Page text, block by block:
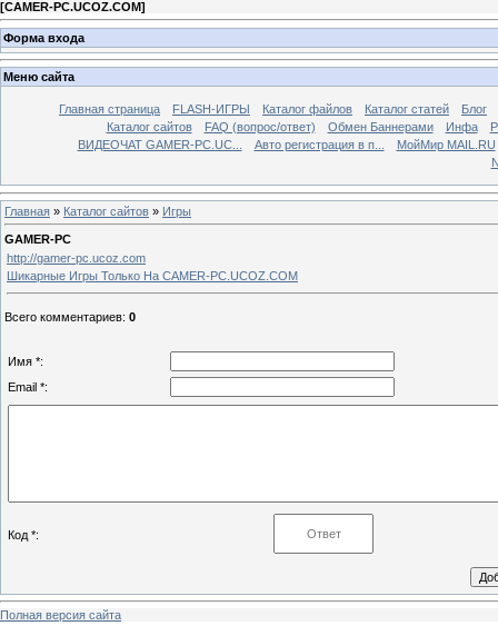
[CAMER-PC.UCOZ.COM]
Форма входа
Меню сайта
Главная страница FLASH-ИГРЫ Каталог файлов Каталог статей
Блог
Каталог сайтов
FAQ (вопрос/ответ) Обмен Баннерами Инфа
ВИДЕОЧАТ GAMER-PC.UC...
Aвто регистрация в п...
МойМир MAIL.RU
Главная » Каталог сайтов » Игры
GAMER-PC
http://gamer-pc.ucoz.com
Шикарные Игры Только На CAMER-PC.UCOZ.COM
Всего комментариев: 0
Имя *:
Email *:
Код *:
Полная версия сайта